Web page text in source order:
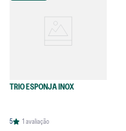
TRIO ESPONJA INOX
5 1 avaliação